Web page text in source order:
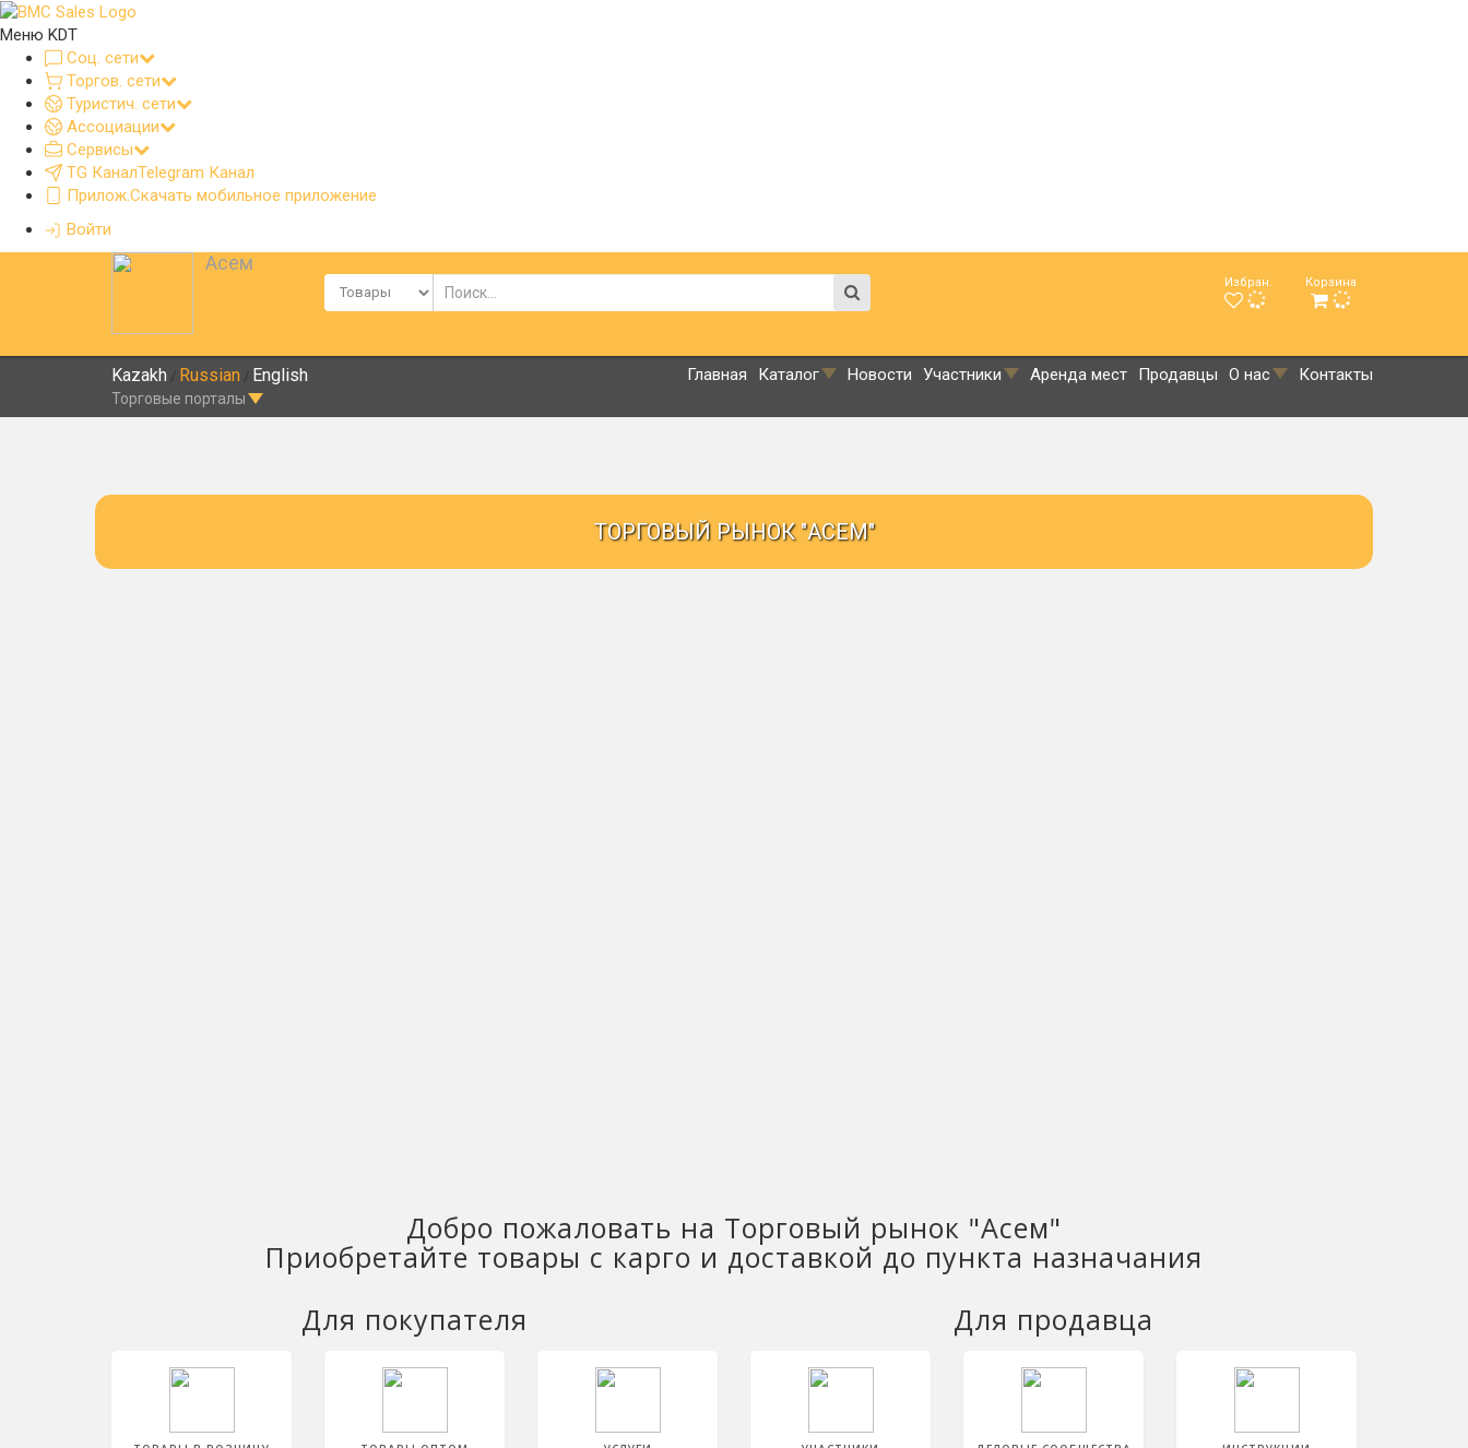
Меню KDT
Соц. сети
Торгов. сети
Туристич. сети
Ассоциации
Сервисы
TG КаналTelegram Канал
Прилож.Скачать мобильное приложение
Войти
Асем
Избран. Корзина
Kazakh / Russian / English
Торговые порталы
Главная Каталог Новости Участники Аренда мест Продавцы О нас Контакты
ТОРГОВЫЙ РЫНОК "АСЕМ"
Добро пожаловать на Торговый рынок "Асем"
Приобретайте товары с карго и доставкой до пункта назначания
Для покупателя
Для продавца